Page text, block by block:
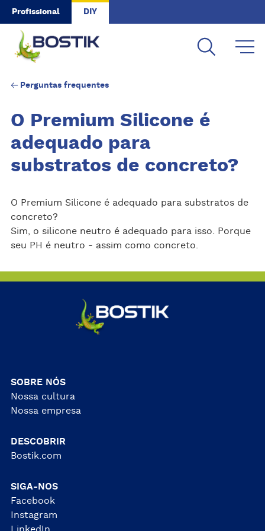
Skip to main content
Profissional DIY
Perguntas frequentes
O Premium Silicone é
adequado para
substratos de concreto?
O Premium Silicone é adequado para substratos de
concreto?
Sim, o silicone neutro é adequado para isso. Porque
seu PH é neutro - assim como concreto.
SOBRE NÓS
Nossa cultura
Nossa empresa
DESCOBRIR
Bostik.com
SIGA-NOS
Facebook
Instagram